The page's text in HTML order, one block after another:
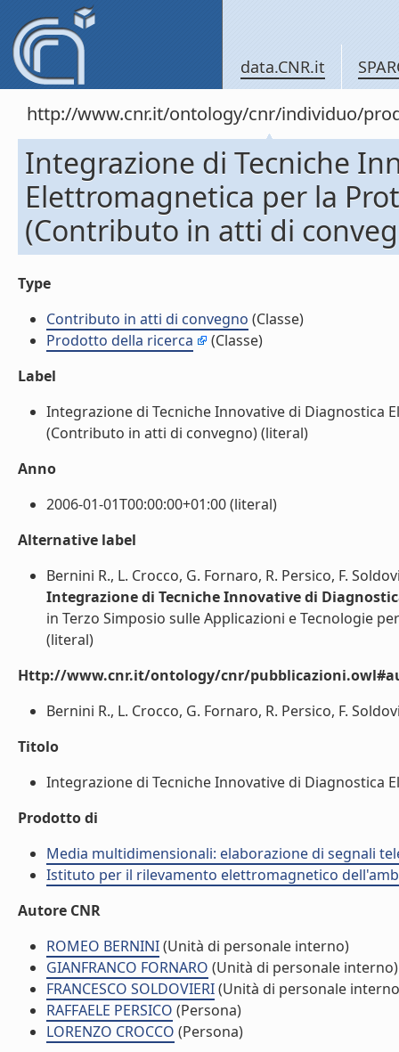
data.CNR.it
http://www.cnr.it/ontology/cnr/individuo/
Integrazione di Tecniche
Elettromagnetica per la
(Contributo in atti di
Type
Contributo in atti di convegno (Classe)
Prodotto della ricerca
(Classe)
Label
Integrazione di Tecniche Innovative di
(Contributo in atti di convegno) (literal)
Anno
2006-01-01T00:00:00+01:00 (literal)
Alternative label
Bernini R., L. Crocco, G. Fornaro, R. Persico, F.
Integrazione di Tecniche Innovative di
in Terzo Simposio sulle Applicazioni e Tecnologie
(literal)
Http://www.cnr.it/ontology/cnr/
Bernini R., L. Crocco, G. Fornaro, R. Persico, F.
Titolo
Integrazione di Tecniche Innovative di
Prodotto di
Media multidimensionali: elaborazione di segnali
Istituto per il rilevamento elettromagnetico
Autore CNR
ROMEO BERNINI(Unità di personale interno)
GIANFRANCO FORNARO (Unità di personale interno)
FRANCESCO SOLDOVIERI(Unità di personale
RAFFAELE PERSICO (Persona)
LORENZO CROCCO (Persona)